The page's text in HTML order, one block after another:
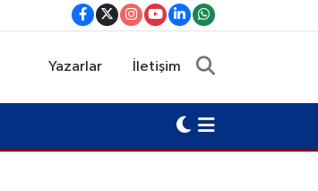
Yazarlar İletişim